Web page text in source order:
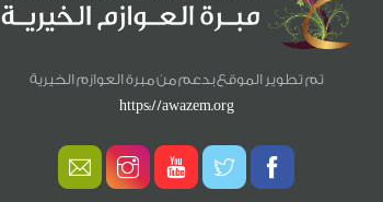
تم تطوير الموقع بدعم من مبرة العوازم الخيرية
https://awazem.org